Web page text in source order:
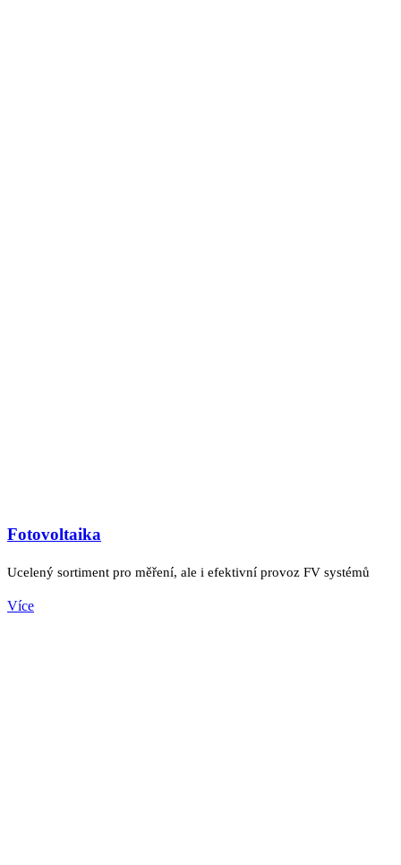
Fotovoltaika
Ucelený sortiment pro měření, ale i efektivní provoz FV systémů
Více